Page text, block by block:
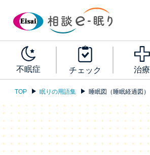
不眠症 チェック 治療
TOP 眠りの用語集 睡眠図（睡眠経過図）